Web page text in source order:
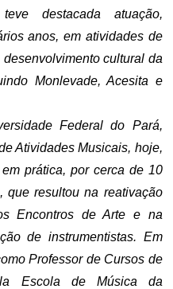
destacada atuação,
anos, em atividades de
cultural da
Monlevade, Acesita e
Federal do Pará,
Atividades Musicais, hoje,
prática, por cerca de 10
que resultou na reativação
Encontros de Arte e na
de instrumentistas. Em
Professor de Cursos de
Escola de Música da